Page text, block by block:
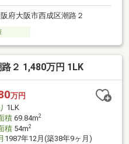
府大阪市西成区潮路２
２ 1,480万円 1LK
万円
1LK
積69.84m2
積54m2
1987年12月(築38年9ヶ月)